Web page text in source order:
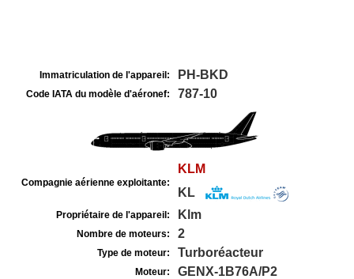
Immatriculation de l'appareil: PH-BKD
Code IATA du modèle d'aéronef: 787-10
Compagnie aérienne exploitante:
KLM
KL
Propriétaire de l'appareil: Klm
Nombre de moteurs: 2
Type de moteur: Turboréacteur
Moteur: GENX-1B76A/P2